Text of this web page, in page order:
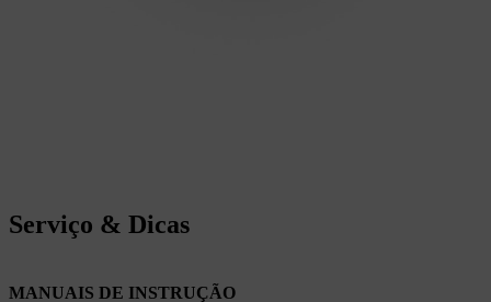
Serviço & Dicas
MANUAIS DE INSTRUÇÃO